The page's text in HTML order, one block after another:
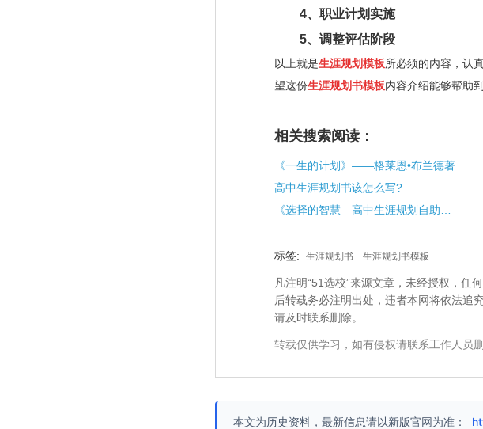
4、职业计划实施
5、调整评估阶段
以上就是生涯规划模板所必须的内容，认
望这份生涯规划书模板内容介绍能够帮助
相关搜索阅读：
《一生的计划》——格莱恩•布兰德著
高中生涯规划书该怎么写?
标签: 生涯规划书 生涯规划书模板
凡注明“51选校”来源文章，未经授权，任
后转载务必注明出处，违者本网将依法追
请及时联系删除。
转载仅供学习，如有侵权请联系工作人员删
本文为历史资料，最新信息请以新版官网为准：